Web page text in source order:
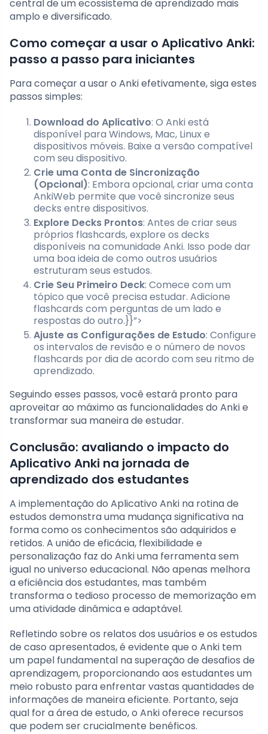
central de um ecossistema de aprendizado mais
amplo e diversificado.
Como começar a usar o Aplicativo Anki:
passo a passo para iniciantes
Para começar a usar o Anki efetivamente, siga estes
passos simples:
Download do Aplicativo: O Anki está
disponível para Windows, Mac, Linux e
dispositivos móveis. Baixe a versão compatível
com seu dispositivo.
Crie uma Conta de Sincronização
(Opcional): Embora opcional, criar uma conta
AnkiWeb permite que você sincronize seus
decks entre dispositivos.
Explore Decks Prontos: Antes de criar seus
próprios flashcards, explore os decks
disponíveis na comunidade Anki. Isso pode dar
uma boa ideia de como outros usuários
estruturam seus estudos.
Crie Seu Primeiro Deck: Comece com um
tópico que você precisa estudar. Adicione
flashcards com perguntas de um lado e
respostas do outro.}}”>
Ajuste as Configurações de Estudo: Configure
os intervalos de revisão e o número de novos
flashcards por dia de acordo com seu ritmo de
aprendizado.
Seguindo esses passos, você estará pronto para
aproveitar ao máximo as funcionalidades do Anki e
transformar sua maneira de estudar.
Conclusão: avaliando o impacto do
Aplicativo Anki na jornada de
aprendizado dos estudantes
A implementação do Aplicativo Anki na rotina de
estudos demonstra uma mudança significativa na
forma como os conhecimentos são adquiridos e
retidos. A união de eficácia, flexibilidade e
personalização faz do Anki uma ferramenta sem
igual no universo educacional. Não apenas melhora
a eficiência dos estudantes, mas também
transforma o tedioso processo de memorização em
uma atividade dinâmica e adaptável.
Refletindo sobre os relatos dos usuários e os estudos
de caso apresentados, é evidente que o Anki tem
um papel fundamental na superação de desafios de
aprendizagem, proporcionando aos estudantes um
meio robusto para enfrentar vastas quantidades de
informações de maneira eficiente. Portanto, seja
qual for a área de estudo, o Anki oferece recursos
que podem ser crucialmente benéficos.